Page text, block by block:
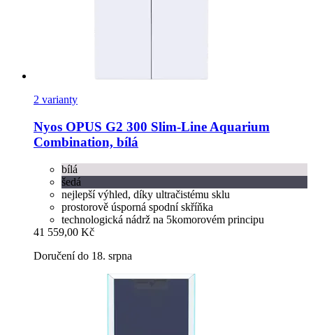
2 varianty
Nyos OPUS G2 300 Slim-​Line Aquarium
Combination, bílá
bílá
šedá
nejlepší výhled, díky ultračistému sklu
prostorově úsporná spodní skříňka
technologická nádrž na 5komorovém principu
41 559,00 Kč
Doručení do 18. srpna